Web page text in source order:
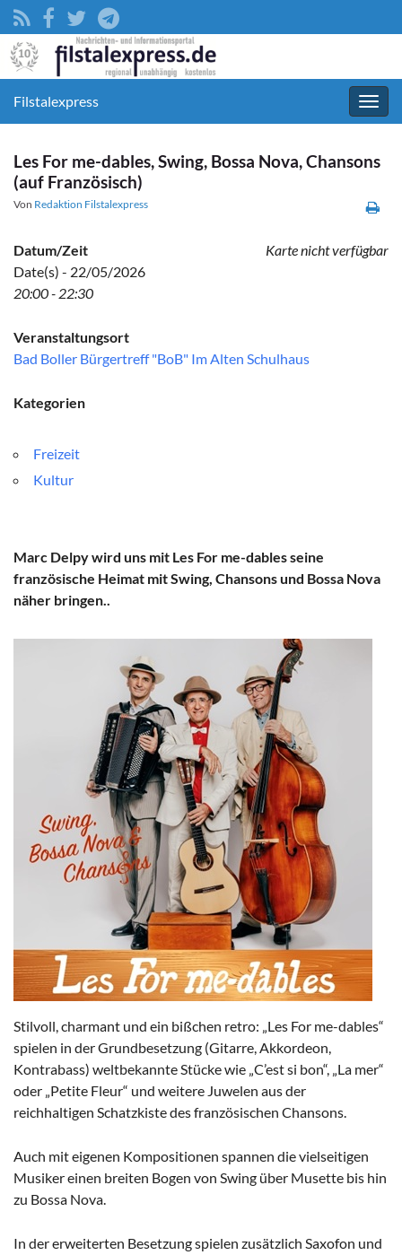
Filstalexpress
Les For me-dables, Swing, Bossa Nova, Chansons
(auf Französisch)
Von Redaktion Filstalexpress
Karte nicht verfügbar
Datum/Zeit
Date(s) - 22/05/2026
20:00 - 22:30
Veranstaltungsort
Bad Boller Bürgertreff "BoB" Im Alten Schulhaus
Kategorien
Freizeit
Kultur
Marc Delpy wird uns mit Les For me-dables seine
französische Heimat mit Swing, Chansons und Bossa Nova
näher bringen..
Stilvoll, charmant und ein bißchen retro: „Les For me-dables“
spielen in der Grundbesetzung (Gitarre, Akkordeon,
Kontrabass) weltbekannte Stücke wie „C’est si bon“, „La mer“
oder „Petite Fleur“ und weitere Juwelen aus der
reichhaltigen Schatzkiste des französischen Chansons.
Auch mit eigenen Kompositionen spannen die vielseitigen
Musiker einen breiten Bogen von Swing über Musette bis hin
zu Bossa Nova.
In der erweiterten Besetzung spielen zusätzlich Saxofon und